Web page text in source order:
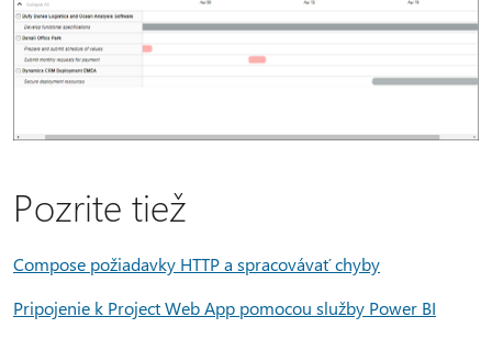
Pozrite tiež
Compose požiadavky HTTP a spracovávať chyby
Pripojenie k Project Web App pomocou služby Power BI